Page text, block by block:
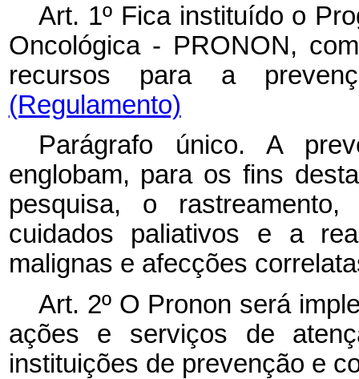
Art. 1º Fica instituído o
Oncológica - PRONON,
recursos para a
(Regulamento)
Parágrafo único. A
englobam, para os fins
pesquisa, o
cuidados paliativos e a
malignas e afecções
Art. 2º O Pronon será
ações e serviços de
instituições de prevenção e